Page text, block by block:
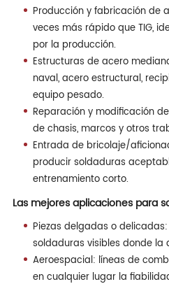
Producción y fabricación de
veces más rápido que TIG,
por la producción.
Estructuras de acero
naval, acero estructural,
equipo pesado.
Reparación y modificación
de chasis, marcos y otros
Entrada de bricolaje/
producir soldaduras
entrenamiento corto.
Las mejores aplicaciones para
Piezas delgadas o
soldaduras visibles donde la
Aeroespacial: líneas de
en cualquier lugar la